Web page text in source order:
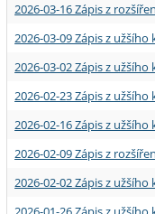
2026-03-16 Zápis z
2026-03-09 Zápis z užšího
2026-03-02 Zápis z užšího
2026-02-23 Zápis z
2026-02-16 Zápis z užšího
2026-02-09 Zápis z
2026-02-02 Zápis z